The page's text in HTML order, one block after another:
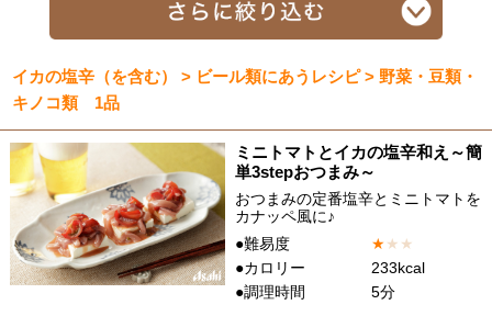
イカの塩辛（を含む） > ビール類にあうレシピ > 野菜・豆類・
キノコ類 1品
ミニトマトとイカの塩辛和え～簡
単3stepおつまみ～
おつまみの定番塩辛とミニトマトを
カナッペ風に♪
●難易度
★★ ★
●カロリー
233kcal
●調理時間
5分